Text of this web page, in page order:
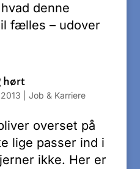
denne
fælles – udover
hørt
Job & Karriere
overset på
lige passer ind i
ikke. Her er